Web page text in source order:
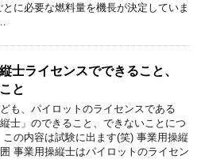
に必要な燃料量を機長が決定していま
士ライセンスでできること、
と
も、パイロットのライセンスである
縦士」のできること、できないことにつ
この内容は試験に出ます(笑) 事業用操縦
事業用操縦士はパイロットのライセン